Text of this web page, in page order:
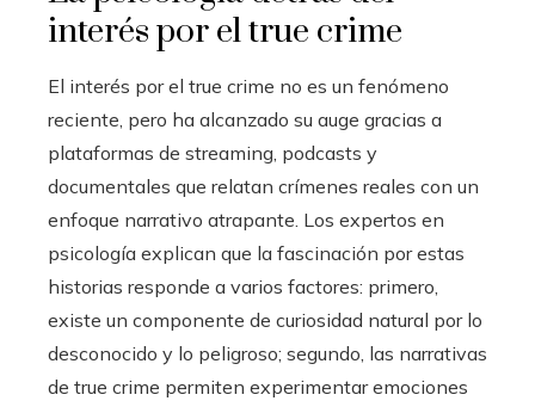
interés por el true crime
El interés por el true crime no es un fenómeno
reciente, pero ha alcanzado su auge gracias a
plataformas de streaming, podcasts y
documentales que relatan crímenes reales con un
enfoque narrativo atrapante. Los expertos en
psicología explican que la fascinación por estas
historias responde a varios factores: primero,
existe un componente de curiosidad natural por lo
desconocido y lo peligroso; segundo, las narrativas
de true crime permiten experimentar emociones